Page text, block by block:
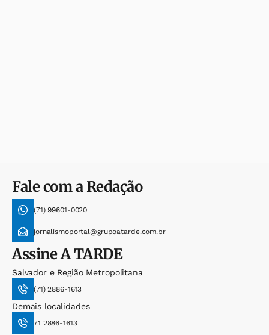
Fale com a Redação
(71) 99601-0020
jornalismoportal@grupoatarde.com.br
AssineA TARDE
Salvador e Região Metropolitana
(71) 2886-1613
Demais localidades
71 2886-1613